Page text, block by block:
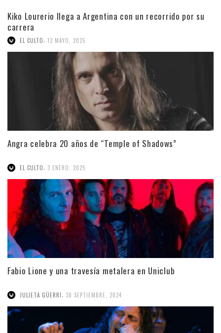
Kiko Lourerio llega a Argentina con un recorrido por su
carrera
EL CULTO, 12 MAYO, 2025
Angra celebra 20 años de “Temple of Shadows”
EL CULTO, 3 ENERO, 2025
Fabio Lione y una travesía metalera en Uniclub
JULIETA GÜERRI 30 SEPTIEMBRE, 2024